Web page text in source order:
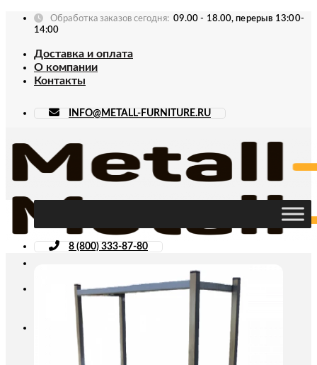
Skip
Обработка заказов сегодня: 09.00 - 18.00, перерыв 13:00-
14:00
Доставка и оплата
О компании
Контакты
INFO@METALL-FURNITURE.RU
8 (800) 333-87-80